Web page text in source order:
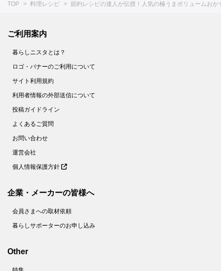
TOP 料理レシピ 節約レシピの達人が伝授！人気の極うまボリュームおか
ご利用案内
暮らしニスタとは？
ロゴ・バナーのご利用について
サイト利用規約
利用者情報の外部送信について
投稿ガイドライン
よくあるご質問
お問い合わせ
運営会社
個人情報保護方針
企業・メーカーの皆様へ
会員さまへの取材依頼
暮らしサポーターのお申し込み
Other